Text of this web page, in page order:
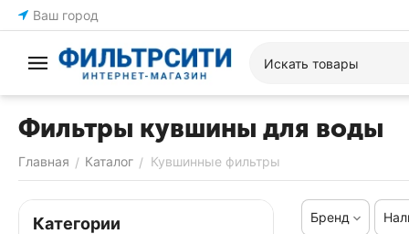
Ваш город
Фильтры кувшины для воды
Главная / Каталог / Кувшинные фильтры
Бренд
Категории